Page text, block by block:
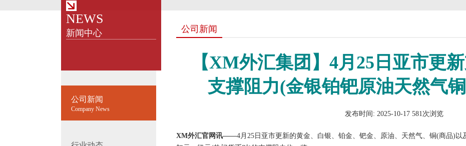
NEWS
新闻中心
公司新闻
Company News
公司新闻
【XM外汇集团】4月25日亚市更
支撑阻力(金银铂钯原油天然气
发布时间: 2025-10-17 581次浏览
XM外汇官网讯——4月25日亚市更新的黄金、白银、铂金、钯金、原油、天然气、铜(商品)以